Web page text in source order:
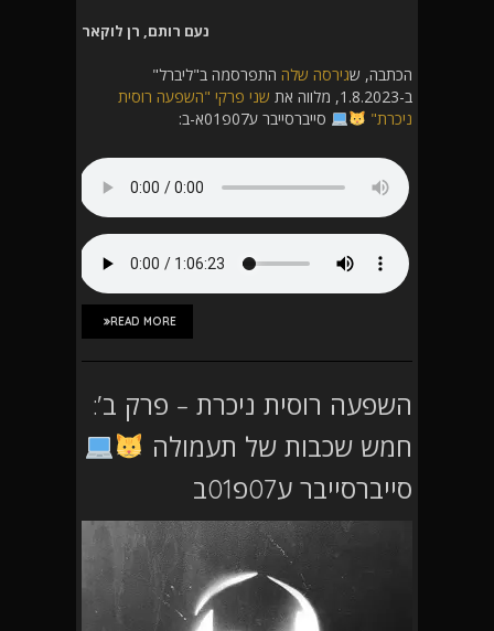
נעם רותם, רן לוקאר
הכתבה, שגירסה שלה התפרסמה ב"ליברל"
ב-1.8.2023, מלווה את
שני פרקי "השפעה רוסית
ניכרת"
סייברסייבר ע07פ01א-ב:
READ MORE
השפעה רוסית ניכרת – פרק ב':
חמש שכבות של תעמולה
סייברסייבר ע07פ01ב